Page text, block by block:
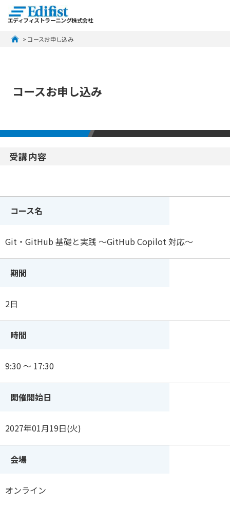
エディフィストラーニング株式会社
> コースお申し込み
コースお申し込み
受講内容
コース名
Git・GitHub 基礎と実践 ～GitHub Copilot 対応～
期間
2日
時間
9:30 ～ 17:30
開催開始日
2027年01月19日(火)
会場
オンライン